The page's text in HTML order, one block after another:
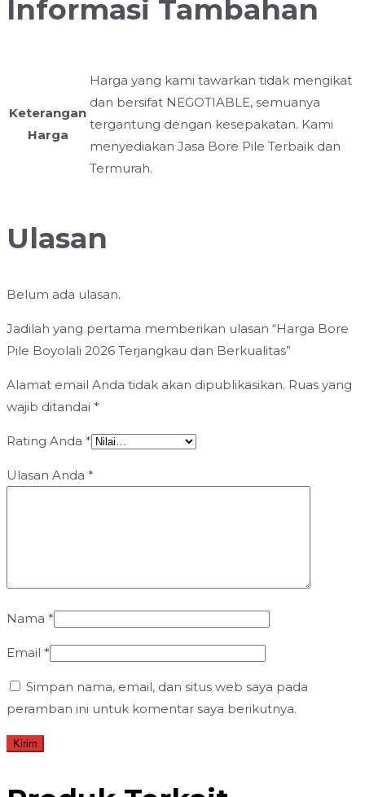
Informasi Tambahan
Keterangan
Harga
Harga yang kami tawarkan tidak mengikat
dan bersifat NEGOTIABLE, semuanya
tergantung dengan kesepakatan. Kami
menyediakan Jasa Bore Pile Terbaik dan
Termurah.
Ulasan
Belum ada ulasan.
Jadilah yang pertama memberikan ulasan “Harga Bore
Pile Boyolali 2026 Terjangkau dan Berkualitas”
Alamat email Anda tidak akan dipublikasikan. Ruas yang
wajib ditandai *
Rating Anda *
Ulasan Anda *
Nama *
Email *
Simpan nama, email, dan situs web saya pada
peramban ini untuk komentar saya berikutnya.